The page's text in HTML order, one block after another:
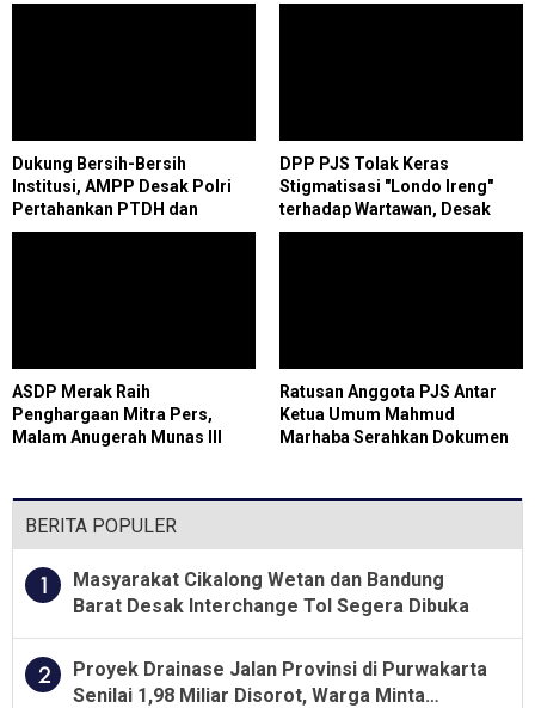
Dukung Bersih-Bersih
Institusi, AMPP Desak Polri
Pertahankan PTDH dan
Pidanakan Kompol DK
DPP PJS Tolak Keras
Stigmatisasi "Londo Ireng"
terhadap Wartawan, Desak
Presiden Prabowo Cabut
ASDP Merak Raih
Penghargaan Mitra Pers,
Malam Anugerah Munas III
Ratusan Anggota PJS Antar
Ketua Umum Mahmud
Marhaba Serahkan Dokumen
BERITA POPULER
1
Masyarakat Cikalong Wetan dan Bandung
Barat Desak Interchange Tol Segera Dibuka
2
Proyek Drainase Jalan Provinsi di Purwakarta
Senilai 1,98 Miliar Disorot, Warga Minta